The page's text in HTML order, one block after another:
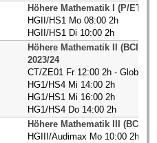
Höhere Mathematik I (P/ET/I-I)
HGII/HS1 Mo 08:00 2h
HGII/HS1 Di 10:00 2h
Höhere Mathematik II (BCI/
2023/24
CT/ZE01 Fr 12:00 2h -
HG1/HS4 Mi 14:00 2h
HG1/HS1 Mi 16:00 2h
HG1/HS4 Do 14:00 2h
Höhere Mathematik III (BCI/
HGIII/Audimax Mo 10:00 2h